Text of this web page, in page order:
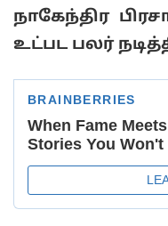
நாகேந்திர
உட்பட பலர்